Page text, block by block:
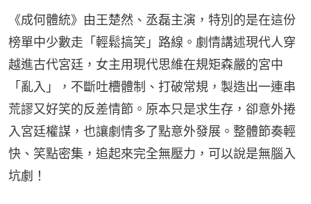
《成何體統》由王楚然、丞磊主演，特別的是在這份
榜單中少數走「輕鬆搞笑」路線。劇情講述現代人穿
越進古代宮廷，女主用現代思維在規矩森嚴的宮中
「亂入」，不斷吐槽體制、打破常規，製造出一連串
荒謬又好笑的反差情節。原本只是求生存，卻意外捲
入宮廷權謀，也讓劇情多了點意外發展。整體節奏輕
快、笑點密集，追起來完全無壓力，可以說是無腦入
坑劇！